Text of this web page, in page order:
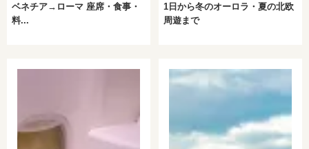
ベネチア→ローマ 座席・食事・
料...
1日から冬のオーロラ・夏の北欧
周遊まで